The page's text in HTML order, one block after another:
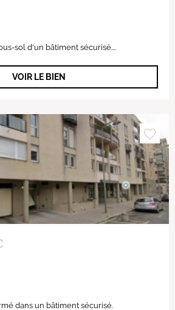
sol d'un bâtiment sécurisé....
VOIR LE BIEN
dans un bâtiment sécurisé.